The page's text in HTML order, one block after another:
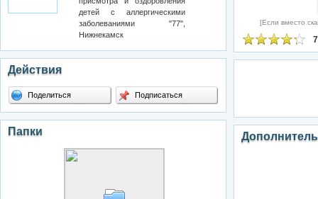
детей с аллергическими
заболеваниями "77",
Нижнекамск
Действия
Поделиться Подписаться
Папки
[Если вместо